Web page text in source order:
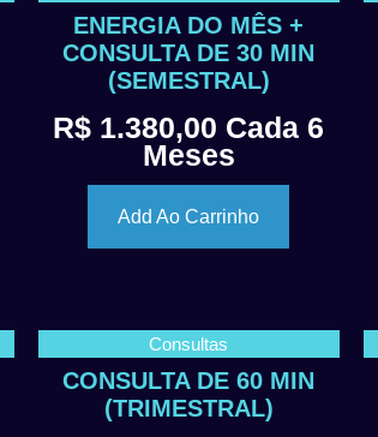
ENERGIA DO MÊS +
CONSULTA DE 30 MIN
(SEMESTRAL)
R$ 1.380,00 Cada 6
Meses
Add Ao Carrinho
Consultas
CONSULTA DE 60 MIN
(TRIMESTRAL)